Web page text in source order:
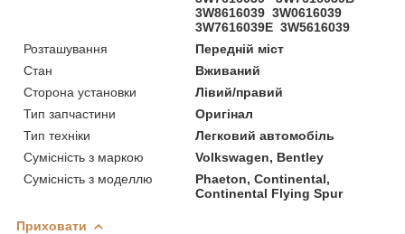
3W8616039 3W0616039
3W7616039E 3W5616039
Розташування
Передній міст
Стан
Вживаний
Сторона установки
Лівий/правий
Тип запчастини
Оригінал
Тип техніки
Легковий автомобіль
Сумісність з маркою
Volkswagen, Bentley
Сумісність з моделлю
Phaeton, Continental,
Continental Flying Spur
Приховати